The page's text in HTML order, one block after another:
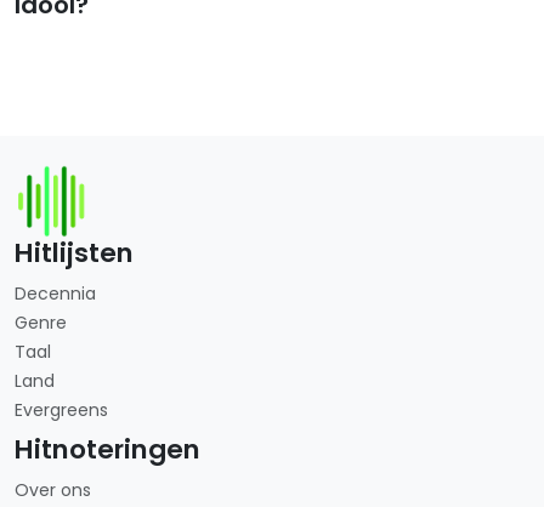
Hitlijsten
Decennia
Genre
Taal
Land
Evergreens
Hitnoteringen
Over ons